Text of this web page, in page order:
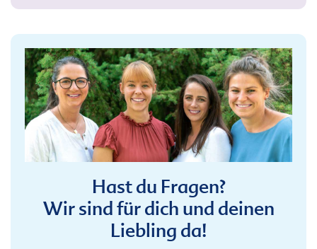
Hast du Fragen?
Wir sind für dich und deinen
Liebling da!